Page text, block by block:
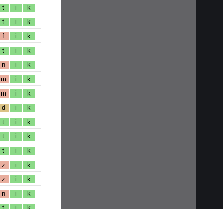
t i k
t i k
f i k
t i k
n i k
m i k
m i k
d i k
t i k
t i k
t i k
z i k
z i k
n i k